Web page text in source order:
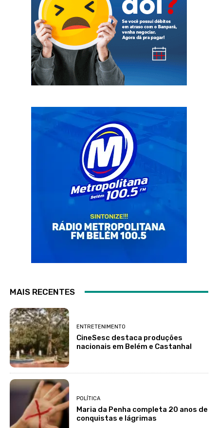
MAIS RECENTES
ENTRETENIMENTO
CineSesc destaca produções
nacionais em Belém e Castanhal
POLÍTICA
Maria da Penha completa 20 anos de
conquistas e lágrimas